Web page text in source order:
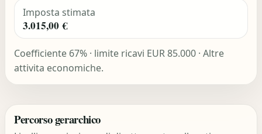
Imposta stimata
3.015,00 €
Coefficiente 67% · limite ricavi EUR 85.000 · Altre
attivita economiche.
Percorso gerarchico